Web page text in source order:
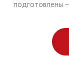
подготовлены